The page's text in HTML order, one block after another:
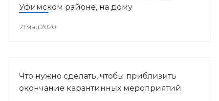
Уфимском районе, на дому
21 мая 2020
Что нужно сделать, чтобы приблизить
окончание карантинных мероприятий